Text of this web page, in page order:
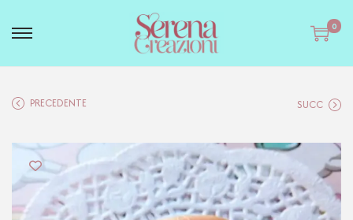
0
PRECEDENTE SUCC